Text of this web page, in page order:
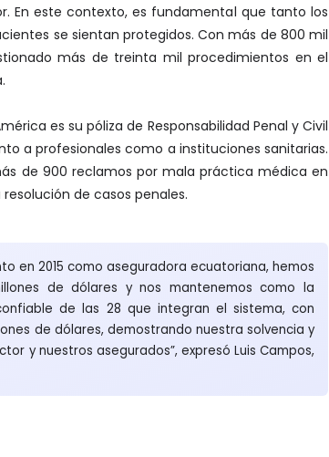
En este contexto, es fundamental que tanto los
se sientan protegidos. Con más de 800 mil
más de treinta mil procedimientos en el
es su póliza de Responsabilidad Penal y Civil
a profesionales como a instituciones sanitarias.
de 900 reclamos por mala práctica médica en
de casos penales.
en 2015 como aseguradora ecuatoriana, hemos
de dólares y nos mantenemos como la
de las 28 que integran el sistema, con
de dólares, demostrando nuestra solvencia y
y nuestros asegurados”, expresó Luis Campos,